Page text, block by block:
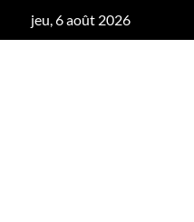
jeu, 6 août 2026